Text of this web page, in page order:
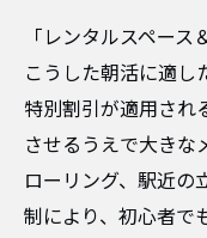
「レンタルスペース
こうした朝活に適し
特別割引が適用され
させるうえで大きな
ローリング、駅近の
制により、初心者で